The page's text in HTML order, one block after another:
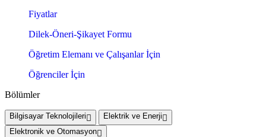
Fiyatlar
Dilek-Öneri-Şikayet Formu
Öğretim Elemanı ve Çalışanlar İçin
Öğrenciler İçin
Bölümler
Bilgisayar Teknolojileri
Elektrik ve Enerji
Elektronik ve Otomasyon